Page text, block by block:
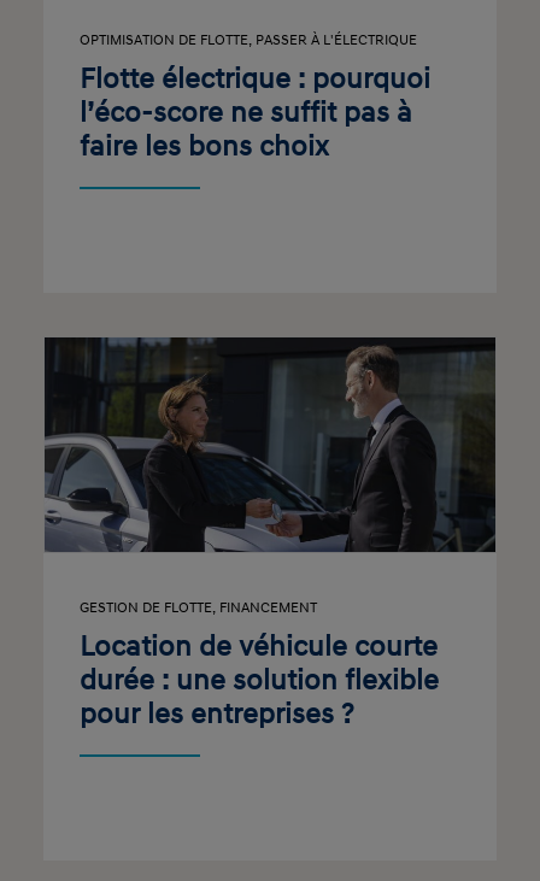
OPTIMISATION DE FLOTTE, PASSER À L'ÉLECTRIQUE
Flotte électrique : pourquoi
l’éco-score ne suffit pas à
faire les bons choix
GESTION DE FLOTTE, FINANCEMENT
Location de véhicule courte
durée : une solution flexible
pour les entreprises ?